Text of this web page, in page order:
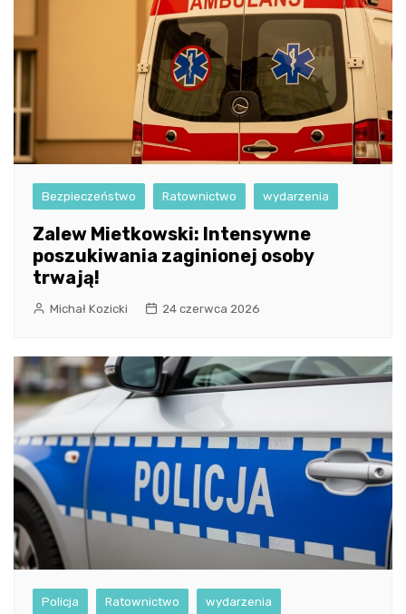
Bezpieczeństwo Ratownictwo wydarzenia
Zalew Mietkowski: Intensywne
poszukiwania zaginionej osoby
trwają!
Michał Kozicki 24 czerwca 2026
Policja Ratownictwo wydarzenia